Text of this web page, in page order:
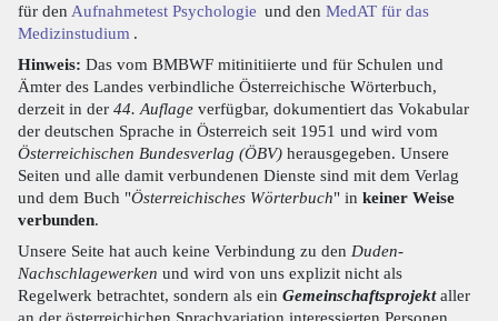
für den Aufnahmetest Psychologie und den MedAT für das
Medizinstudium .
Hinweis: Das vom BMBWF mitinitiierte und für Schulen und
Ämter des Landes verbindliche Österreichische Wörterbuch,
derzeit in der 44. Auflage verfügbar, dokumentiert das Vokabular
der deutschen Sprache in Österreich seit 1951 und wird vom
Österreichischen Bundesverlag (ÖBV) herausgegeben. Unsere
Seiten und alle damit verbundenen Dienste sind mit dem Verlag
und dem Buch "Österreichisches Wörterbuch" in keiner Weise
verbunden.
Unsere Seite hat auch keine Verbindung zu den Duden-
Nachschlagewerken und wird von uns explizit nicht als
Regelwerk betrachtet, sondern als ein Gemeinschaftsprojektaller